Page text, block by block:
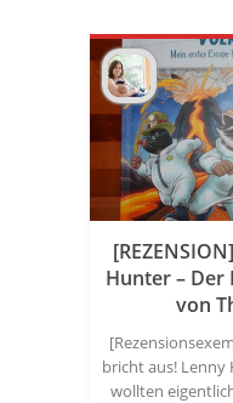
Hunter – Der
von
bricht aus!
wollten